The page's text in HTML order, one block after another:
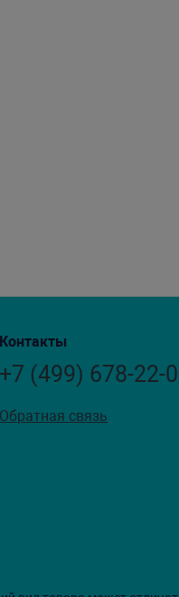
Контакты
+7 (499) 678-22-
Обратная связь